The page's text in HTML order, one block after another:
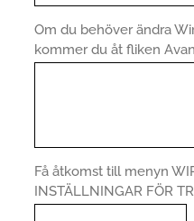
Om du behöver ändra
kommer du åt fliken
Få åtkomst till menyn
INSTÄLLNINGAR FÖR